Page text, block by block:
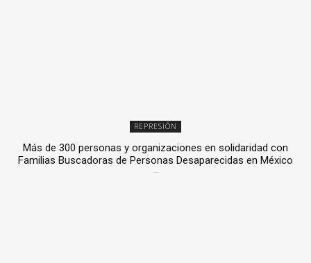
REPRESIÓN
Más de 300 personas y organizaciones en solidaridad con
Familias Buscadoras de Personas Desaparecidas en México